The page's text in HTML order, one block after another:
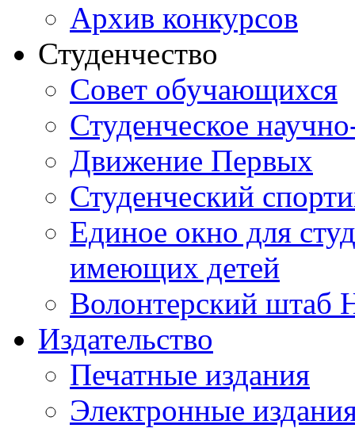
Архив конкурсов
Студенчество
Совет обучающихся
Студенческое
Движение Первых
Студенческий
Единое окно для
имеющих детей
Волонтерский штаб
Издательство
Печатные издания
Электронные